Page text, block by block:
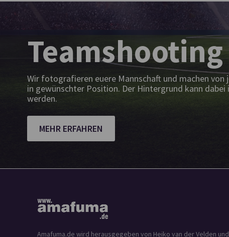
Wir fotografieren euere Mannschaft und machen von
in gewünschter Position. Der Hintergrund kann
werden.
MEHR ERFAHREN
Amafuma.de wird herausgegeben von Heiko van der Velden